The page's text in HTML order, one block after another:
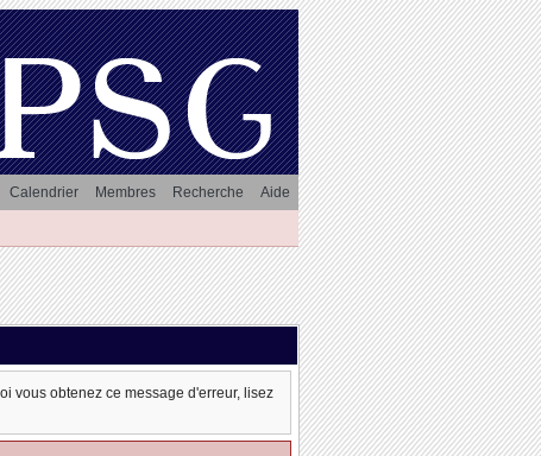
Aide
Recherche
Membres
Calendrier
vous obtenez ce message d'erreur, lisez